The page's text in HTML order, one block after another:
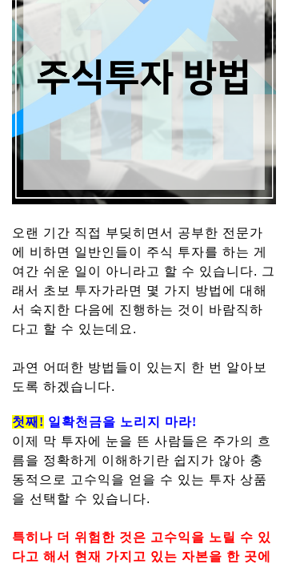
오랜 기간 직접 부딪히면서 공부한 전문가
에 비하면 일반인들이 주식 투자를 하는 게
여간 쉬운 일이 아니라고 할 수 있습니다. 그
래서 초보 투자가라면 몇 가지 방법에 대해
서 숙지한 다음에 진행하는 것이 바람직하
다고 할 수 있는데요.
과연 어떠한 방법들이 있는지 한 번 알아보
도록 하겠습니다.
첫째! 일확천금을 노리지 마라!
이제 막 투자에 눈을 뜬 사람들은 주가의 흐
름을 정확하게 이해하기란 쉽지가 않아 충
동적으로 고수익을 얻을 수 있는 투자 상품
을 선택할 수 있습니다.
특히나 더 위험한 것은 고수익을 노릴 수 있
다고 해서 현재 가지고 있는 자본을 한 곳에